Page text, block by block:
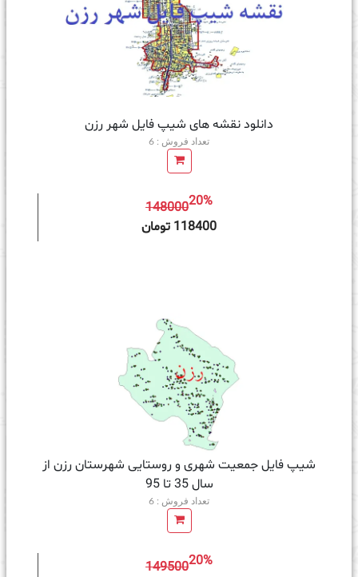
دانلود نقشه های شیپ فایل شهر رزن
تعداد فروش : 6
14800020%
118400 تومان
شیپ فایل جمعیت شهری و روستایی شهرستان رزن از
سال 35 تا 95
تعداد فروش : 6
14950020%